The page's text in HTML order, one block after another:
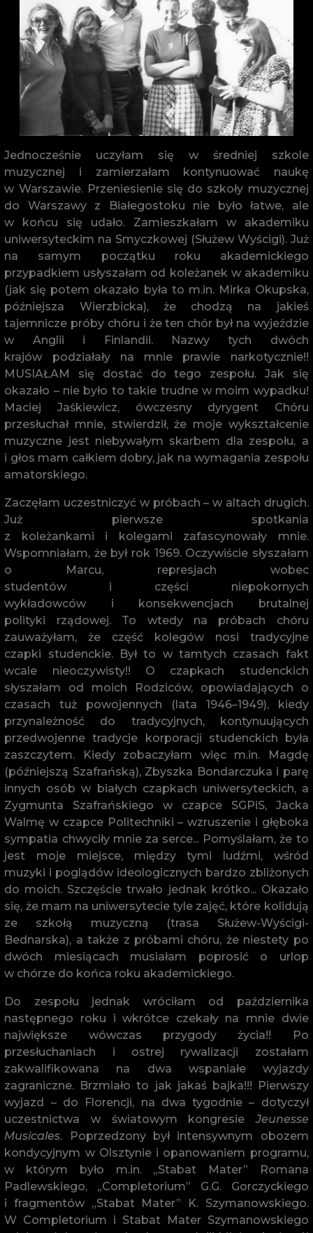
Jednocześnie uczyłam się w średniej szkole
muzycznej i zamierzałam kontynuować naukę
w Warszawie. Przeniesienie się do szkoły muzycznej
do Warszawy z Białegostoku nie było łatwe, ale
w końcu się udało. Zamieszkałam w akademiku
uniwersyteckim na Smyczkowej (Służew Wyścigi). Już
na samym początku roku akademickiego
przypadkiem usłyszałam od koleżanek w akademiku
(jak się potem okazało była to m.in. Mirka Okupska,
późniejsza Wierzbicka), że chodzą na jakieś
tajemnicze próby chóru i że ten chór był na wyjeździe
w Anglii i Finlandii. Nazwy tych dwóch
krajów podziałały na mnie prawie narkotycznie!!
MUSIAŁAM się dostać do tego zespołu. Jak się
okazało – nie było to takie trudne w moim wypadku!
Maciej Jaśkiewicz, ówczesny dyrygent Chóru
przesłuchał mnie, stwierdził, że moje wykształcenie
muzyczne jest niebywałym skarbem dla zespołu, a
i głos mam całkiem dobry, jak na wymagania zespołu
amatorskiego.
Zaczęłam uczestniczyć w próbach – w altach drugich.
Już pierwsze spotkania
z koleżankami i kolegami zafascynowały mnie.
Wspomniałam, że był rok 1969. Oczywiście słyszałam
o Marcu, represjach wobec
studentów i części niepokornych
wykładowców i konsekwencjach brutalnej
polityki rządowej. To wtedy na próbach chóru
zauważyłam, że część kolegów nosi tradycyjne
czapki studenckie. Był to w tamtych czasach fakt
wcale nieoczywisty!! O czapkach studenckich
słyszałam od moich Rodziców, opowiadających o
czasach tuż powojennych (lata 1946–1949), kiedy
przynależność do tradycyjnych, kontynuujących
przedwojenne tradycje korporacji studenckich była
zaszczytem. Kiedy zobaczyłam więc m.in. Magdę
(późniejszą Szafrańską), Zbyszka Bondarczuka i parę
innych osób w białych czapkach uniwersyteckich, a
Zygmunta Szafrańskiego w czapce SGPiS, Jacka
Walmę w czapce Politechniki – wzruszenie i głęboka
sympatia chwyciły mnie za serce... Pomyślałam, że to
jest moje miejsce, między tymi ludźmi, wśród
muzyki i poglądów ideologicznych bardzo zbliżonych
do moich. Szczęście trwało jednak krótko... Okazało
się, że mam na uniwersytecie tyle zajęć, które kolidują
ze szkołą muzyczną (trasa Służew-Wyścigi-
Bednarska), a także z próbami chóru, że niestety po
dwóch miesiącach musiałam poprosić o urlop
w chórze do końca roku akademickiego.
Do zespołu jednak wróciłam od października
następnego roku i wkrótce czekały na mnie dwie
największe wówczas przygody życia!! Po
przesłuchaniach i ostrej rywalizacji zostałam
zakwalifikowana na dwa wspaniałe wyjazdy
zagraniczne. Brzmiało to jak jakaś bajka!!! Pierwszy
wyjazd – do Florencji, na dwa tygodnie – dotyczył
uczestnictwa w światowym kongresieJeunesse
Musicales. Poprzedzony był intensywnym obozem
kondycyjnym w Olsztynie i opanowaniem programu,
w którym było m.in. „Stabat Mater” Romana
Padlewskiego, „Completorium” G.G. Gorczyckiego
i fragmentów „Stabat Mater” K. Szymanowskiego.
W Completorium i Stabat Mater Szymanowskiego